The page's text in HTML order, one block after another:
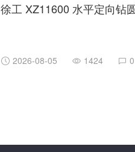
徐工 XZ11600 水平定向钻
2026-08-05 1424 0